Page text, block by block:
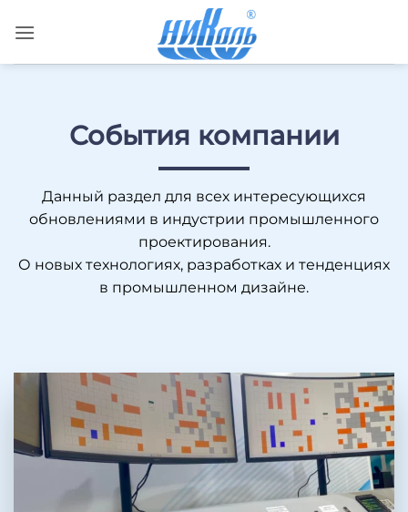
События компании
Данный раздел для всех интересующихся
обновлениями в индустрии промышленного
проектирования.
О новых технологиях, разработках и тенденциях
в промышленном дизайне.